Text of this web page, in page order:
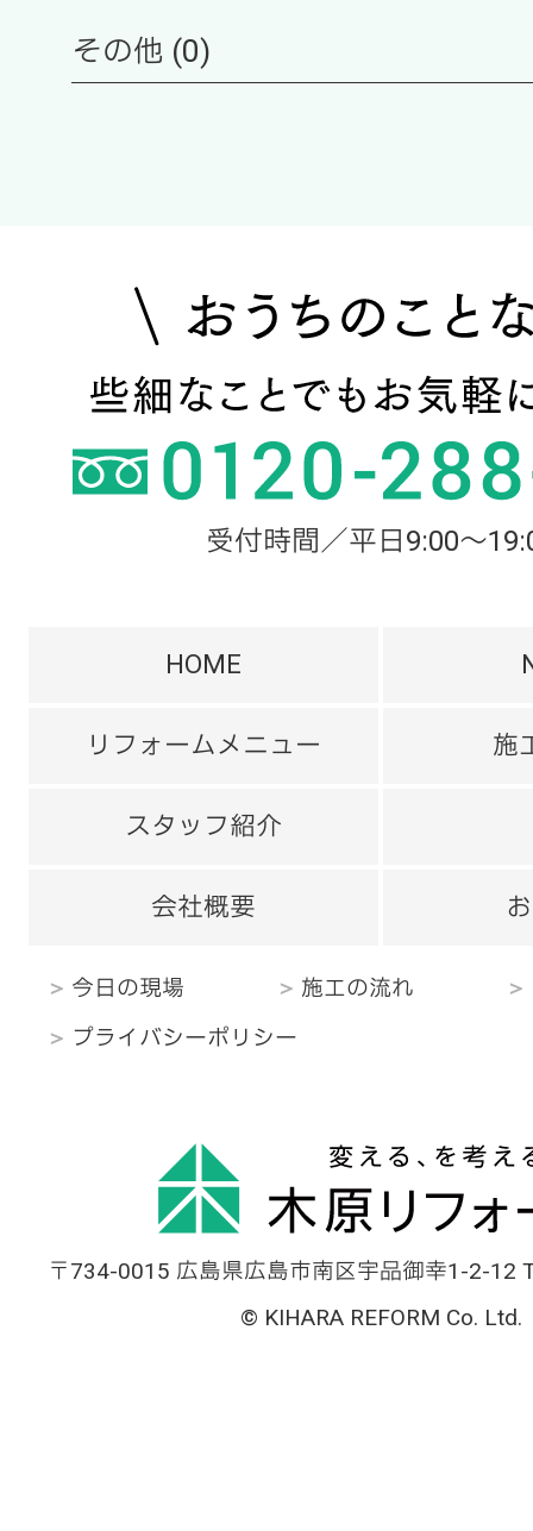
その他 (0)
受付時間／平日9:00～
HOME
リフォームメニュー 施
スタッフ紹介
会社概要
今日の現場 施工の流れ
プライバシーポリシー
〒734-0015 広島県広島市南区宇品御幸1-2-12
© KIHARA REFORM Co. Ltd.